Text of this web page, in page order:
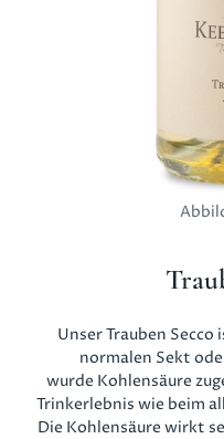
Unser Trauben
normalen Sekt
wurde Kohlensäure
Trinkerlebnis wie beim
Die Kohlensäure wirkt